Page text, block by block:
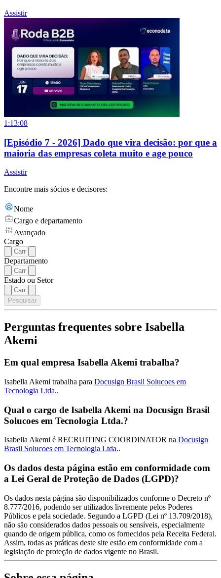
Assistir
1:13:08
[Episódio 7 - 2026] Dado que vira decisão: por que a
maioria das empresas coleta muito e age pouco
Assistir
Encontre mais sócios e decisores:
Nome
Cargo e departamento
Avançado
Cargo
Departamento
Estado ou Setor
Pesquisar
Perguntas frequentes sobre Isabella
Akemi
Em qual empresa Isabella Akemi trabalha?
Isabella Akemi trabalha para Docusign Brasil Solucoes em
Tecnologia Ltda..
Qual o cargo de Isabella Akemi na Docusign Brasil
Solucoes em Tecnologia Ltda.?
Isabella Akemi é RECRUITING COORDINATOR na Docusign
Brasil Solucoes em Tecnologia Ltda..
Os dados desta página estão em conformidade com
a Lei Geral de Proteção de Dados (LGPD)?
Os dados nesta página são disponibilizados conforme o Decreto nº
8.777/2016, podendo ser utilizados livremente pelos Poderes
Públicos e pela sociedade. Segundo a LGPD (Lei nº 13.709/2018),
não são considerados dados pessoais ou sensíveis, especialmente
quando de origem pública, como os fornecidos pela Receita Federal.
Assim, todas as práticas deste site estão em conformidade com a
legislação de proteção de dados vigente no Brasil.